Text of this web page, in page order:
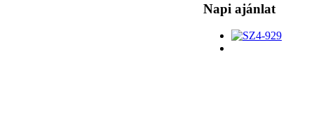
Napi ajánlat